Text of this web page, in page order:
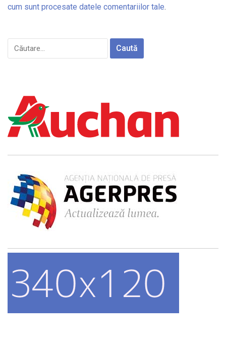
cum sunt procesate datele comentariilor tale.
Caută
după: